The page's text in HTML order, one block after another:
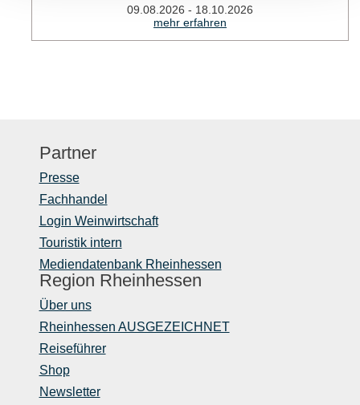
09.08.2026 - 18.10.2026
mehr erfahren
Partner
Presse
Fachhandel
Login Weinwirtschaft
Touristik intern
Mediendatenbank Rheinhessen
Region Rheinhessen
Über uns
Rheinhessen AUSGEZEICHNET
Reiseführer
Shop
Newsletter